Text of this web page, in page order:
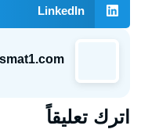
LinkedIn
اترك تعليقاً